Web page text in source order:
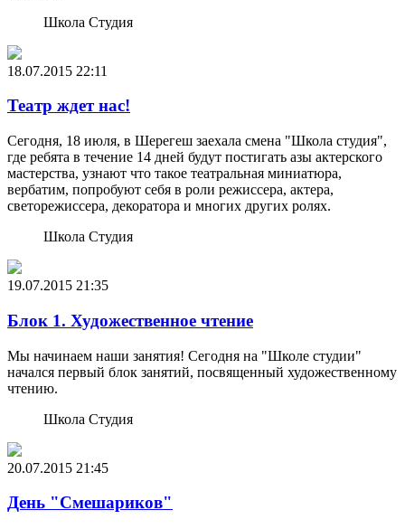
Школа Студия
18.07.2015 22:11
Театр ждет нас!
Сегодня, 18 июля, в Шерегеш заехала смена "Школа студия",
где ребята в течение 14 дней будут постигать азы актерского
мастерства, узнают что такое театральная миниатюра,
вербатим, попробуют себя в роли режиссера, актера,
светорежиссера, декоратора и многих других ролях.
Школа Студия
19.07.2015 21:35
Блок 1. Художественное чтение
Мы начинаем наши занятия! Сегодня на "Школе студии"
начался первый блок занятий, посвященный художественному
чтению.
Школа Студия
20.07.2015 21:45
День "Смешариков"